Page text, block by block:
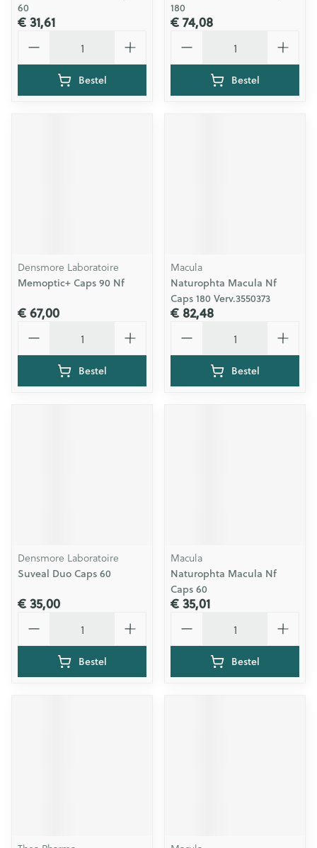
60
€ 31,61
Bestel
180
€ 74,08
Bestel
Densmore Laboratoire
Memoptic+ Caps 90 Nf
€ 67,00
Bestel
Macula
Naturophta Macula Nf
Caps 180 Verv.3550373
€ 82,48
Bestel
Densmore Laboratoire
Suveal Duo Caps 60
€ 35,00
Bestel
Macula
Naturophta Macula Nf
Caps 60
€ 35,01
Bestel